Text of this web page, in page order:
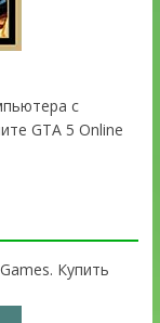
с
GTA 5 Online
Купить